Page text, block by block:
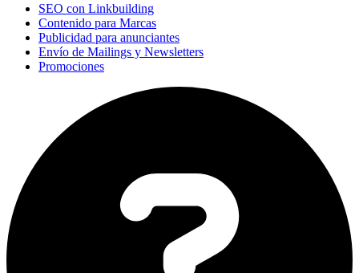
SEO con Linkbuilding
Contenido para Marcas
Publicidad para anunciantes
Envío de Mailings y Newsletters
Promociones